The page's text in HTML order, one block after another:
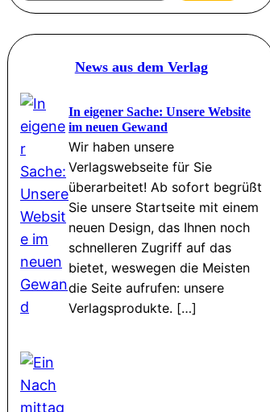
c
h
News aus dem Verlag
In eigener Sache: Unsere Website
im neuen Gewand
Wir haben unsere
Verlagswebseite für Sie
überarbeitet! Ab sofort begrüßt
Sie unsere Startseite mit einem
neuen Design, das Ihnen noch
schnelleren Zugriff auf das
bietet, weswegen die Meisten
die Seite aufrufen: unsere
Verlagsprodukte. […]